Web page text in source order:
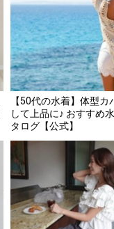
【50代の水着】体型カ
して上品に♪ おすすめ
タログ【公式】